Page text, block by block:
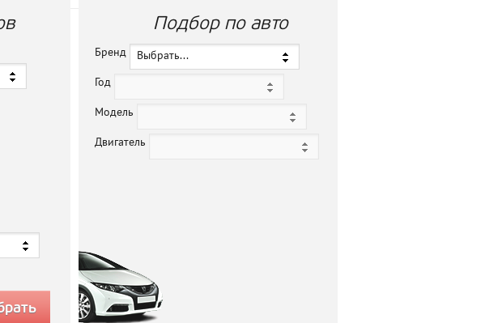
Подбор по авто
Бренд Выбрать...
Год
Модель
Двигатель